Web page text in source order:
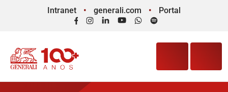
Intranet generali.com
Portal
FacebookInstagram
LinkedInYouTubeWhatsApp
Spotify